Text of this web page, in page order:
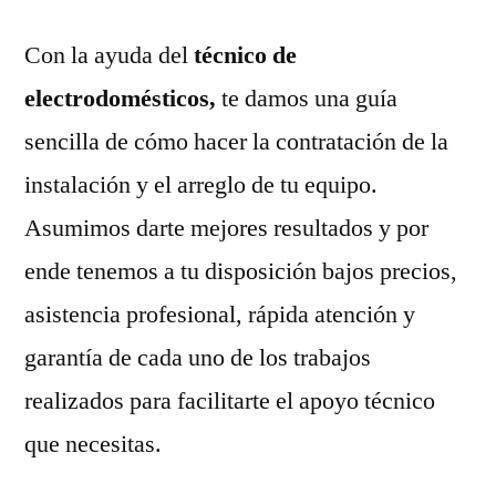
Con la ayuda deltécnico de
electrodomésticos, te damos una guía
sencilla de cómo hacer la contratación de la
instalación y el arreglo de tu equipo.
Asumimos darte mejores resultados y por
ende tenemos a tu disposición bajos precios,
asistencia profesional, rápida atención y
garantía de cada uno de los trabajos
realizados para facilitarte el apoyo técnico
que necesitas.